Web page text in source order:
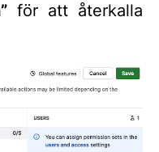
för att återkalla